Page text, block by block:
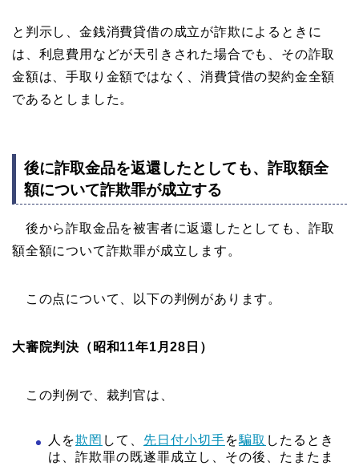
と判示し、金銭消費貸借の成立が詐欺によるときに
は、利息費用などが天引きされた場合でも、その詐取
金額は、手取り金額ではなく、消費貸借の契約金全額
であるとしました。
後に詐取金品を返還したとしても、詐取額全
額について詐欺罪が成立する
後から詐取金品を被害者に返還したとしても、詐取
額全額について詐欺罪が成立します。
この点について、以下の判例があります。
大審院判決（昭和11年1月28日）
この判例で、裁判官は、
人を欺罔 して、 先日付小切手を騙取 したるとき
は、詐欺罪の既遂罪成立し、その後、たまたま